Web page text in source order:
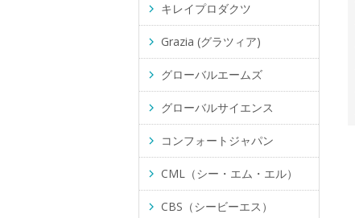
キレイプロダクツ
Grazia (グラツィア)
グローバルエームズ
グローバルサイエンス
コンフォートジャパン
CML（シー・エム・エル）
CBS（シービーエス）